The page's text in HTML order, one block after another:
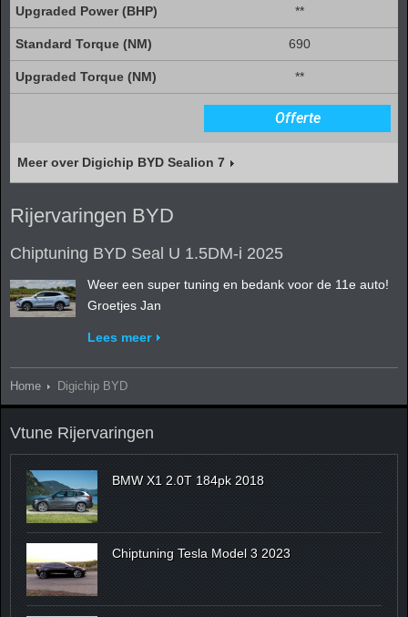
**
690
**
Offerte
Meer over Digichip BYD Sealion 7
Rijervaringen BYD
Chiptuning BYD Seal U 1.5DM-i 2025
Weer een super tuning en bedank voor de 11e auto!
Groetjes Jan
Lees meer
Home Digichip BYD
Vtune Rijervaringen
BMW X1 2.0T 184pk 2018
Chiptuning Tesla Model 3 2023